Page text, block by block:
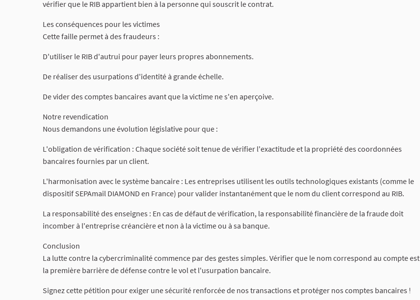
vérifier que le RIB appartient bien à la personne qui souscrit le contrat.
Les conséquences pour les victimes
Cette faille permet à des fraudeurs :
D'utiliser le RIB d'autrui pour payer leurs propres abonnements.
De réaliser des usurpations d'identité à grande échelle.
De vider des comptes bancaires avant que la victime ne s'en aperçoive.
Notre revendication
Nous demandons une évolution législative pour que :
L'obligation de vérification : Chaque société soit tenue de vérifier l'exactitude et la propriété des coordonnées
bancaires fournies par un client.
L'harmonisation avec le système bancaire : Les entreprises utilisent les outils technologiques existants (comme le
dispositif SEPAmail DIAMOND en France) pour valider instantanément que le nom du client correspond au RIB.
La responsabilité des enseignes : En cas de défaut de vérification, la responsabilité financière de la fraude doit
incomber à l'entreprise créancière et non à la victime ou à sa banque.
Conclusion
La lutte contre la cybercriminalité commence par des gestes simples. Vérifier que le nom correspond au compte est
la première barrière de défense contre le vol et l'usurpation bancaire.
Signez cette pétition pour exiger une sécurité renforcée de nos transactions et protéger nos comptes bancaires !